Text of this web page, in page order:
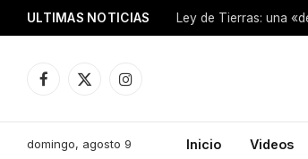
ULTIMAS NOTICIAS Ley de Tierras: una
Facebook
X
Instagram
domingo, agosto 9 Inicio Videos